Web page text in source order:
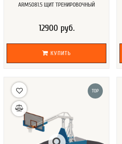
ARMS081.5 ЩИТ ТРЕНИРОВОЧНЫЙ
12900 руб.
КУПИТЬ
TOP